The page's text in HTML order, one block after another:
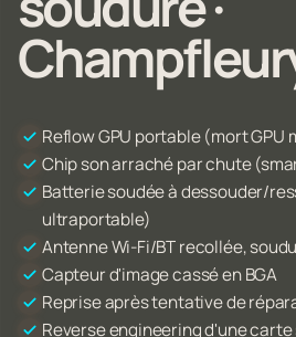
Reflow GPU portable (mort GPU
Chip son arraché par chute
Batterie soudée à dessouder/
ultraportable)
Antenne Wi-Fi/BT recollée,
Capteur d'image cassé en BGA
Reprise après tentative de
Reverse engineering d'une